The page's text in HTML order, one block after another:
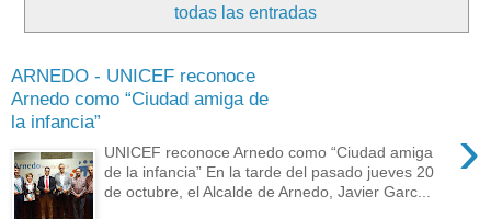
todas las entradas
ARNEDO - UNICEF reconoce
Arnedo como “Ciudad amiga de
la infancia”
›
UNICEF reconoce Arnedo como “Ciudad amiga
de la infancia” En la tarde del pasado jueves 20
de octubre, el Alcalde de Arnedo, Javier Garc...